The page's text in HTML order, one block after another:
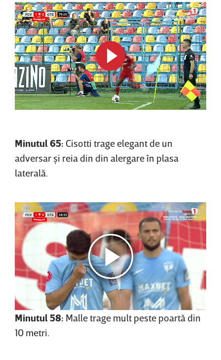
Minutul 65: Cisotti trage elegant de un
adversar şi reia din din alergare în plasa
laterală.
Minutul 58: Malle trage mult peste poartă din
10 metri.